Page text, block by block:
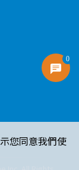
您同意我們使
0